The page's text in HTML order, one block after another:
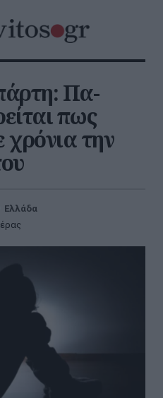
Πα-
πως
χρόνια την
Ελλάδα